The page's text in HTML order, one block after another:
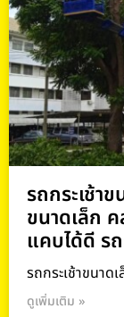
รถกระเช้า
ขนาดเล็ก
แคบได้ดี ร
รถกระเช้าขนาด
ดูเพิ่มเติม »